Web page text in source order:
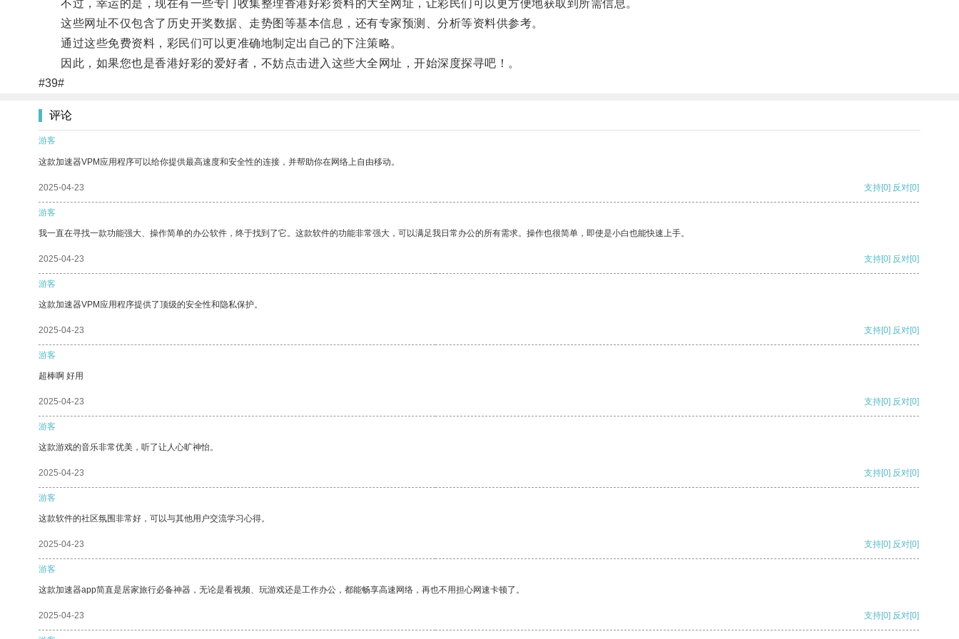
不过，幸运的是，现在有一些专门收集整理香港好彩资料的大全网址，让彩民们可以更方便地获取到所需信息。
这些网址不仅包含了历史开奖数据、走势图等基本信息，还有专家预测、分析等资料供参考。
通过这些免费资料，彩民们可以更准确地制定出自己的下注策略。
因此，如果您也是香港好彩的爱好者，不妨点击进入这些大全网址，开始深度探寻吧！。
#39#
评论
游客
这款加速器VPM应用程序可以给你提供最高速度和安全性的连接，并帮助你在网络上自由移动。
2025-04-23 支持[0] 反对[0]
游客
我一直在寻找一款功能强大、操作简单的办公软件，终于找到了它。这款软件的功能非常强大，可以满足我日常办公的所有需求。操作也很简单，即使是小白也能快速上手。
2025-04-23 支持[0] 反对[0]
游客
这款加速器VPM应用程序提供了顶级的安全性和隐私保护。
2025-04-23 支持[0] 反对[0]
游客
超棒啊 好用
2025-04-23 支持[0] 反对[0]
游客
这款游戏的音乐非常优美，听了让人心旷神怡。
2025-04-23 支持[0] 反对[0]
游客
这款软件的社区氛围非常好，可以与其他用户交流学习心得。
2025-04-23 支持[0] 反对[0]
游客
这款加速器app简直是居家旅行必备神器，无论是看视频、玩游戏还是工作办公，都能畅享高速网络，再也不用担心网速卡顿了。
2025-04-23 支持[0] 反对[0]